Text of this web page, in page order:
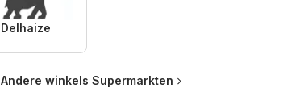
Delhaize
Andere winkels Supermarkten